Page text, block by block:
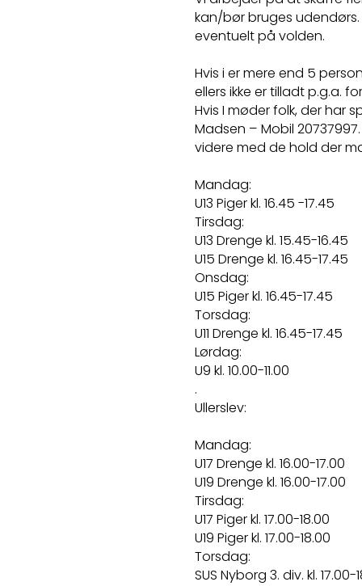
kan/bør bruges
eventuelt på volden.
Hvis i er mere end 5
ellers ikke er tilladt p.g.a.
Hvis I møder folk, der har
Madsen – Mobil
videre med de hold der
Mandag:
U13 Piger kl. 16.45 -17.45
Tirsdag:
U13 Drenge kl. 15.45-16.45
U15 Drenge kl. 16.45-17.45
Onsdag:
U15 Piger kl. 16.45-17.45
Torsdag:
U11 Drenge kl. 16.45-17.45
Lørdag:
U9 kl. 10.00-11.00
.
Ullerslev:
Mandag:
U17 Drenge kl. 16.00-17.00
U19 Drenge kl. 16.00-17.00
Tirsdag:
U17 Piger kl. 17.00-18.00
U19 Piger kl. 17.00-18.00
Torsdag:
SUS Nyborg 3. div. kl. 17.00-